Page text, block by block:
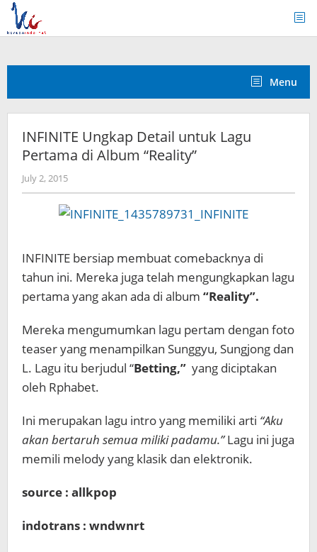
Skip
content
Menu
INFINITE Ungkap Detail untuk Lagu
Pertama di Album “Reality”
July 2, 2015by
Koreanindo
INFINITE bersiap membuat comebacknya di
tahun ini. Mereka juga telah mengungkapkan lagu
pertama yang akan ada di album “Reality”.
Mereka mengumumkan lagu pertam dengan foto
teaser yang menampilkan Sunggyu, Sungjong dan
L. Lagu itu berjudul “Betting,” yang diciptakan
oleh Rphabet.
Ini merupakan lagu intro yang memiliki arti “Aku
akan bertaruh semua miliki padamu.”Lagu ini juga
memili melody yang klasik dan elektronik.
source : allkpop
indotrans : wndwnrt